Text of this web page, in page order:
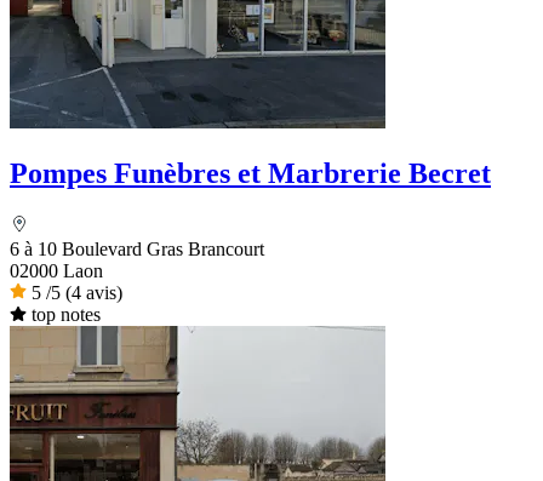
Pompes Funèbres et Marbrerie Becret
6 à 10 Boulevard Gras Brancourt
02000 Laon
5 /5 (4 avis)
top notes